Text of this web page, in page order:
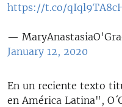
https://t.co/
—
January 12, 2020
En un reciente texto
en América Latina",